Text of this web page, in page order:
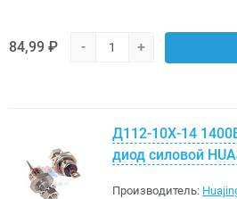
84,99 ₽ - +
Д112-10Х-14
диод силовой
Производитель: